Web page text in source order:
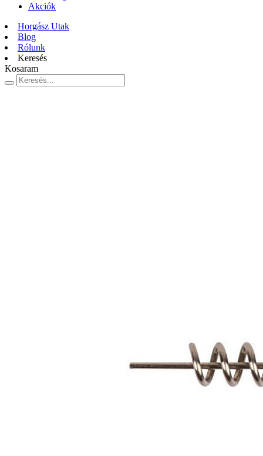
Akciók
Horgász Utak
Blog
Rólunk
Keresés
Kosaram